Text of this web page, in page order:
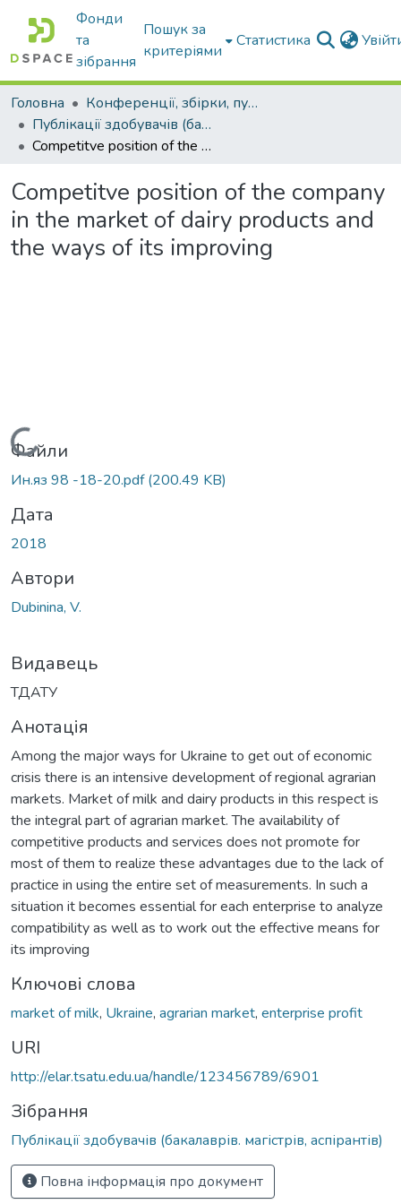
Фонди
та
зібрання
Пошук за
критеріями
Статистика
Головна
Конференції, збірки, публікації молодих вчених і здобувачів : магістрів, бакалаврів, аспірантів.
Публікації здобувачів (бакалаврів. магістрів, аспірантів)
Competitve position of the company in the market of dairy products and the ways of its improving
Competitve position of the company
in the market of dairy products and
the ways of its improving
Вантажиться...
Файли
Ин.яз 98 -18-20.pdf(200.49 KB)
Дата
2018
Автори
Dubinina, V.
Видавець
ТДАТУ
Анотація
Among the major ways for Ukraine to get out of economic
crisis there is an intensive development of regional agrarian
markets. Market of milk and dairy products in this respect is
the integral part of agrarian market. The availability of
competitive products and services does not promote for
most of them to realize these advantages due to the lack of
practice in using the entire set of measurements. In such a
situation it becomes essential for each enterprise to analyze
compatibility as well as to work out the effective means for
its improving
Ключові слова
market of milk, Ukraine, agrarian market, enterprise profit
URI
http://elar.tsatu.edu.ua/handle/123456789/6901
Зібрання
Публікації здобувачів (бакалаврів. магістрів, аспірантів)
Повна інформація про документ